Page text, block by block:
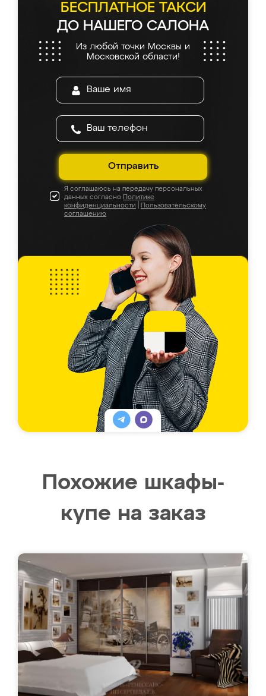
БЕСПЛАТНОЕ ТАКСИ
ДО НАШЕГО САЛОНА
Из любой точки Москвы и
Московской области!
Отправить
Я соглашаюсь на передачу персональных
данных согласно Политике
конфиденциальности
Пользовательскому
соглашению
Похожие шкафы-
купе на заказ